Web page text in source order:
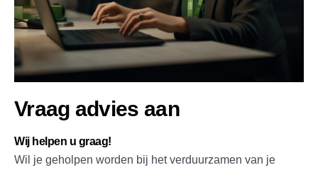
Vraag advies aan
Wij helpen u graag!
Wil je geholpen worden bij het verduurzamen van je